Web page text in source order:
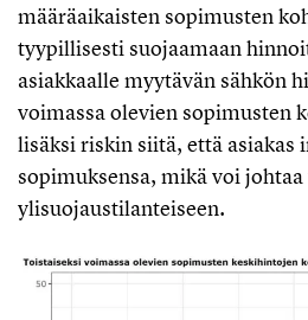
määräaikaisten sopimusten
tyypillisesti suojaamaan
asiakkaalle myytävän sähkön
voimassa olevien sopimusten
lisäksi riskin siitä, että asiakas
sopimuksensa, mikä voi
ylisuojaustilanteiseen.